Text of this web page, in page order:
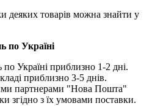
деяких товарів можна знайти у
по Україні
Україні приблизно 1-2 дні.
приблизно 3-5 днів.
партнерами "Нова Пошта"
згідно з їх умовами поставки.